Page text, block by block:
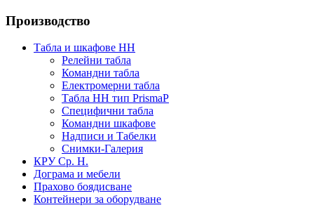
Производство
Табла и шкафове НН
Релейни табла
Командни табла
Електромерни табла
Табла НН тип PrismaP
Специфични табла
Командни шкафове
Надписи и Табелки
Снимки-Галерия
КРУ Ср. Н.
Дограма и мебели
Прахово боядисване
Контейнери за оборудване